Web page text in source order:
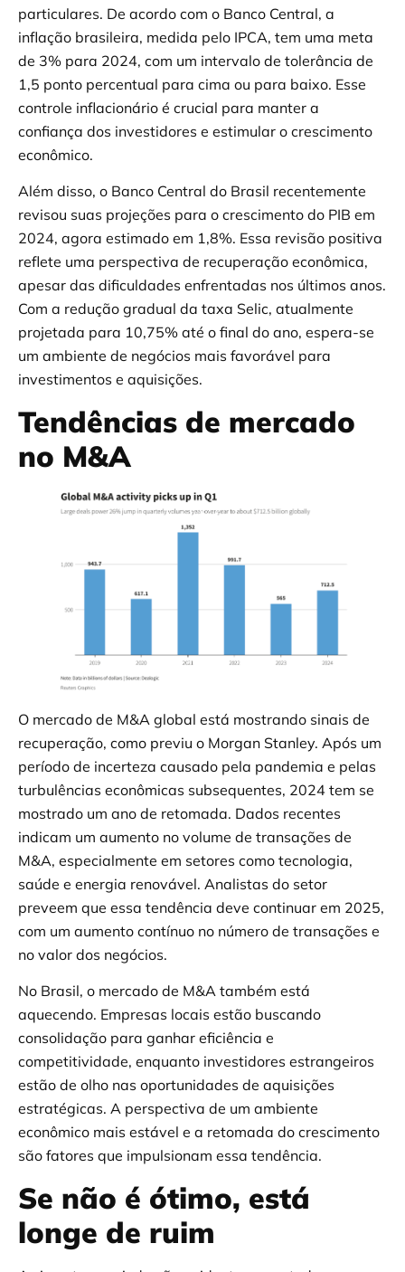
particulares. De acordo com o Banco Central, a
inflação brasileira, medida pelo IPCA, tem uma meta
de 3% para 2024, com um intervalo de tolerância de
1,5 ponto percentual para cima ou para baixo. Esse
controle inflacionário é crucial para manter a
confiança dos investidores e estimular o crescimento
econômico.
Além disso, o Banco Central do Brasil recentemente
revisou suas projeções para o crescimento do PIB em
2024, agora estimado em 1,8%. Essa revisão positiva
reflete uma perspectiva de recuperação econômica,
apesar das dificuldades enfrentadas nos últimos anos.
Com a redução gradual da taxa Selic, atualmente
projetada para 10,75% até o final do ano, espera-se
um ambiente de negócios mais favorável para
investimentos e aquisições.
Tendências de mercado
no M&A
O mercado de M&A global está mostrando sinais de
recuperação, como previu o Morgan Stanley. Após um
período de incerteza causado pela pandemia e pelas
turbulências econômicas subsequentes, 2024 tem se
mostrado um ano de retomada. Dados recentes
indicam um aumento no volume de transações de
M&A, especialmente em setores como tecnologia,
saúde e energia renovável. Analistas do setor
preveem que essa tendência deve continuar em 2025,
com um aumento contínuo no número de transações e
no valor dos negócios.
No Brasil, o mercado de M&A também está
aquecendo. Empresas locais estão buscando
consolidação para ganhar eficiência e
competitividade, enquanto investidores estrangeiros
estão de olho nas oportunidades de aquisições
estratégicas. A perspectiva de um ambiente
econômico mais estável e a retomada do crescimento
são fatores que impulsionam essa tendência.
Se não é ótimo, está
longe de ruim